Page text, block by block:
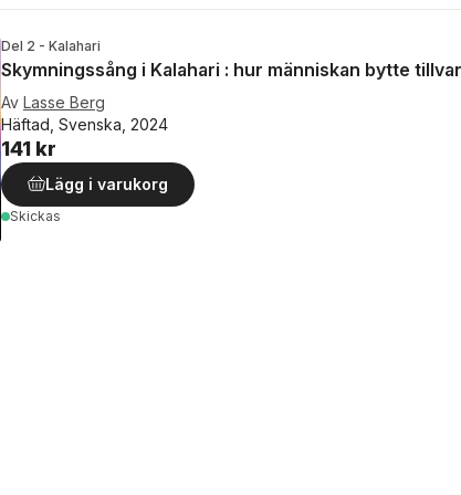
Del 2 - Kalahari
Skymningssång i Kalahari : hur människan bytte
Av Lasse Berg
Häftad, Svenska, 2024
141 kr
Lägg i varukorg
Skickas